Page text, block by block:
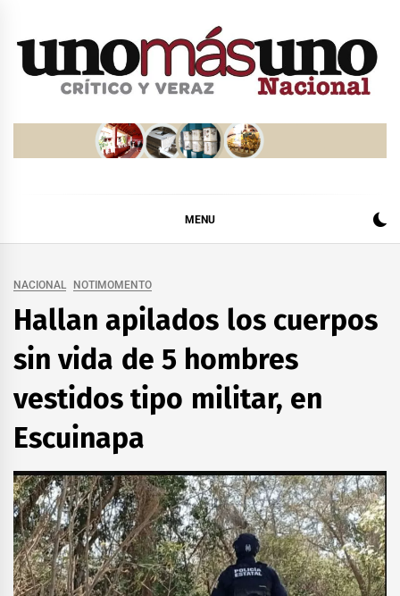
MENU
NACIONAL NOTIMOMENTO
Hallan apilados los cuerpos
sin vida de 5 hombres
vestidos tipo militar, en
Escuinapa